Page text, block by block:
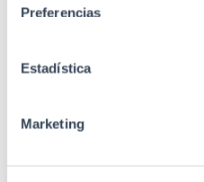
Preferencias
Estadística
Marketing
Fondo sin
Peso sin